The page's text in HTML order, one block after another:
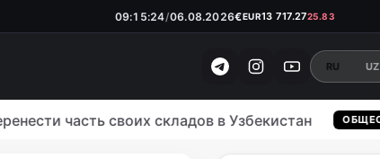
09:15:25/06.08.2026€EUR13 717.2725.83
RU UZ
часть своих складов в Узбекистан ОБЩЕСТВО